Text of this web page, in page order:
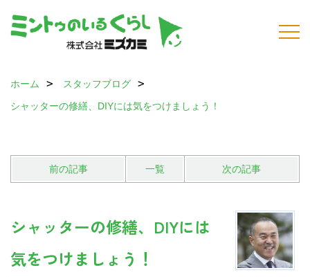
ホーム
スタッフブログ
シャッターの修繕、DIYには気をつけましょう！
前の記事 一覧 次の記事
シャッターの修繕、DIYには
気をつけましょう！